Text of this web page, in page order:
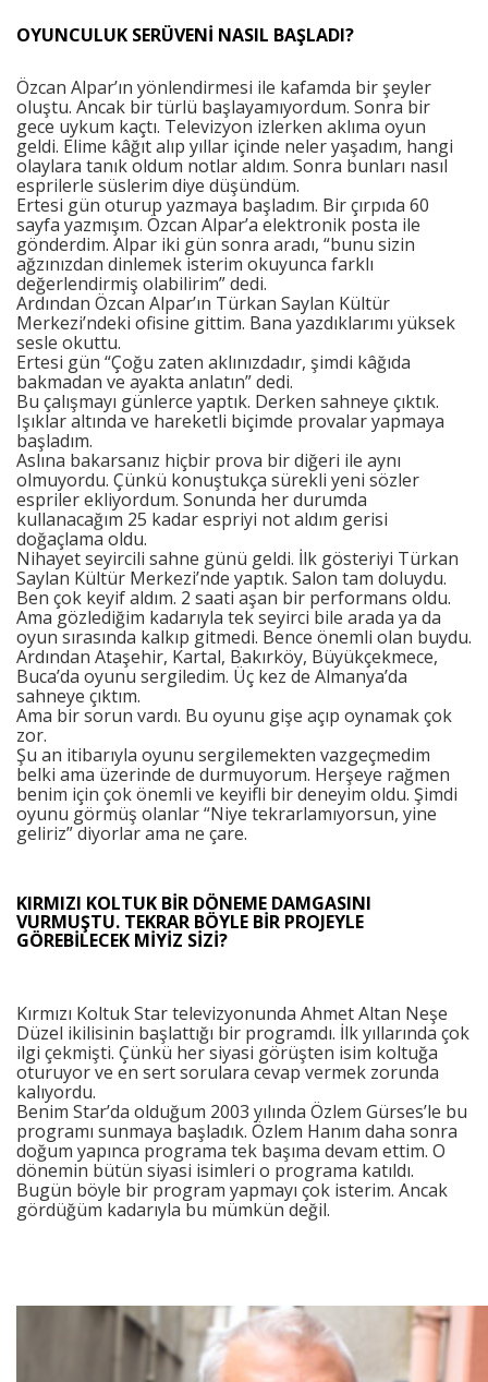
OYUNCULUK SERÜVENİ NASIL BAŞLADI?
Özcan Alpar’ın yönlendirmesi ile kafamda bir şeyler
oluştu. Ancak bir türlü başlayamıyordum. Sonra bir
gece uykum kaçtı. Televizyon izlerken aklıma oyun
geldi. Elime kâğıt alıp yıllar içinde neler yaşadım, hangi
olaylara tanık oldum notlar aldım. Sonra bunları nasıl
esprilerle süslerim diye düşündüm.
Ertesi gün oturup yazmaya başladım. Bir çırpıda 60
sayfa yazmışım. Özcan Alpar’a elektronik posta ile
gönderdim. Alpar iki gün sonra aradı, “bunu sizin
ağzınızdan dinlemek isterim okuyunca farklı
değerlendirmiş olabilirim” dedi.
Ardından Özcan Alpar’ın Türkan Saylan Kültür
Merkezi’ndeki ofisine gittim. Bana yazdıklarımı yüksek
sesle okuttu.
Ertesi gün “Çoğu zaten aklınızdadır, şimdi kâğıda
bakmadan ve ayakta anlatın” dedi.
Bu çalışmayı günlerce yaptık. Derken sahneye çıktık.
Işıklar altında ve hareketli biçimde provalar yapmaya
başladım.
Aslına bakarsanız hiçbir prova bir diğeri ile aynı
olmuyordu. Çünkü konuştukça sürekli yeni sözler
espriler ekliyordum. Sonunda her durumda
kullanacağım 25 kadar espriyi not aldım gerisi
doğaçlama oldu.
Nihayet seyircili sahne günü geldi. İlk gösteriyi Türkan
Saylan Kültür Merkezi’nde yaptık. Salon tam doluydu.
Ben çok keyif aldım. 2 saati aşan bir performans oldu.
Ama gözlediğim kadarıyla tek seyirci bile arada ya da
oyun sırasında kalkıp gitmedi. Bence önemli olan buydu.
Ardından Ataşehir, Kartal, Bakırköy, Büyükçekmece,
Buca’da oyunu sergiledim. Üç kez de Almanya’da
sahneye çıktım.
Ama bir sorun vardı. Bu oyunu gişe açıp oynamak çok
zor.
Şu an itibarıyla oyunu sergilemekten vazgeçmedim
belki ama üzerinde de durmuyorum. Herşeye rağmen
benim için çok önemli ve keyifli bir deneyim oldu. Şimdi
oyunu görmüş olanlar “Niye tekrarlamıyorsun, yine
geliriz” diyorlar ama ne çare.
KIRMIZI KOLTUK BİR DÖNEME DAMGASINI
VURMUŞTU. TEKRAR BÖYLE BİR PROJEYLE
GÖREBİLECEK MİYİZ SİZİ?
Kırmızı Koltuk Star televizyonunda Ahmet Altan Neşe
Düzel ikilisinin başlattığı bir programdı. İlk yıllarında çok
ilgi çekmişti. Çünkü her siyasi görüşten isim koltuğa
oturuyor ve en sert sorulara cevap vermek zorunda
kalıyordu.
Benim Star’da olduğum 2003 yılında Özlem Gürses’le bu
programı sunmaya başladık. Özlem Hanım daha sonra
doğum yapınca programa tek başıma devam ettim. O
dönemin bütün siyasi isimleri o programa katıldı.
Bugün böyle bir program yapmayı çok isterim. Ancak
gördüğüm kadarıyla bu mümkün değil.